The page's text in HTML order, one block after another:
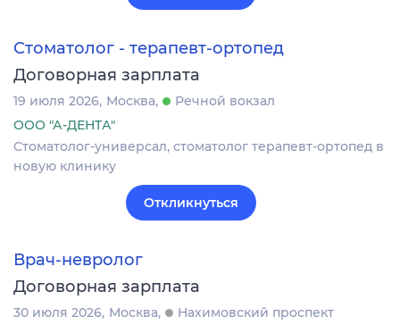
Стоматолог - терапевт-ортопед
Договорная зарплата
19 июля 2026 Москва
Речной вокзал
ООО "А-ДЕНТА"
Стоматолог-универсал, стоматолог терапевт-ортопед в
новую клинику
Откликнуться
Врач-невролог
Договорная зарплата
30 июля 2026 Москва
Нахимовский проспект